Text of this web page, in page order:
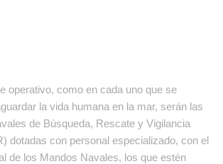
operativo, como en cada uno que se
la vida humana en la mar, serán las
de Búsqueda, Rescate y Vigilancia
dotadas con personal especializado, con el
de los Mandos Navales, los que estén